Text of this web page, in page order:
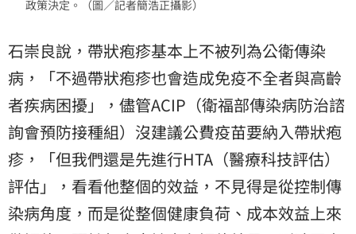
政策決定。（圖／記者簡浩正攝影）
石崇良說，帶狀疱疹基本上不被列為公衛傳染
病，「不過帶狀疱疹也會造成免疫不全者與高齡
者疾病困擾」，儘管ACIP（衛福部傳染病防治諮
詢會預防接種組）沒建議公費疫苗要納入帶狀疱
疹，「但我們還是先進行HTA（醫療科技評估）
評估」，看看他整個的效益，不見得是從控制傳
染病角度，而是從整個健康負荷、成本效益上來